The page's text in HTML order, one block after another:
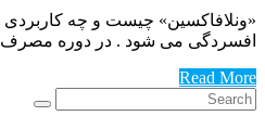
«ونلافاکسین» چیست و چه کاربردی
افسردگی می شود . در دوره مصرف
Read More